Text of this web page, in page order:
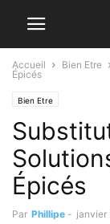
Accueil Bien Etre
Épicés
Bien Etre
Épicés
Par Phillipe - janvier